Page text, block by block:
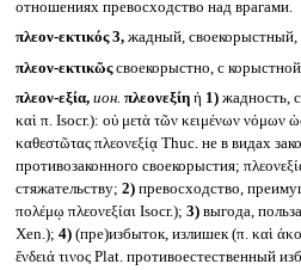
отношениях превосходство над врагами.
πλεον-εκτικός 3,жадный, своекорыстный,
πλεον-εκτικῶςсвоекорыстно, с
πλεον-εξία, ион. πλεονεξίη ἡ 1)жадность,
καὶ π. Isocr.): οὐ μετὰ τῶν κειμένων νόμων
καθεστῶτας πλεονεξίᾳ Thuc. не в видах
противозаконного своекорыстия;
стяжательству; 2)превосходство,
πολέμῳ πλεονεξίαι Isocr.); 3)выгода,
Xen.); 4)(пре)избыток, излишек (π. καὶ
ἔνδειά τινος Plat. противоестественный